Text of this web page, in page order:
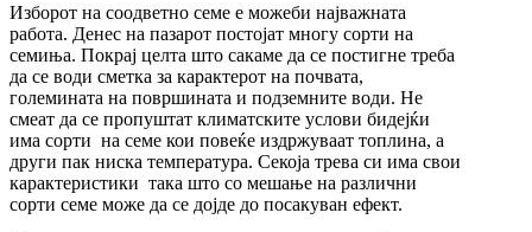
Изборот на соодветно семе е можеби најважната
работа. Денес на пазарот постојат многу сорти на
семиња. Покрај целта што сакаме да се постигне треба
да се води сметка за карактерот на почвата,
големината на површината и подземните води. Не
смеат да се пропуштат климатските услови бидејќи
има сорти на семе кои повеќе издржуваат топлина, а
други пак ниска температура. Секоја трева си има свои
карактеристики така што со мешање на различни
сорти семе може да се дојде до посакуван ефект.